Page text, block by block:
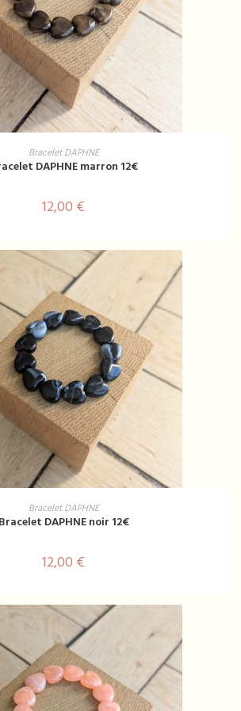
AJOUTER AU PANIER
Bracelet DAPHNE
DAPHNE marron 12€
12,00 €
AJOUTER AU PANIER
Bracelet DAPHNE
Bracelet DAPHNE noir 12€
12,00 €